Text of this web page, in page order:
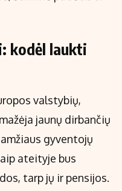
kodėl laukti
valstybių,
jaunų dirbančių
gyventojų
ateityje bus
tarp jų ir pensijos.